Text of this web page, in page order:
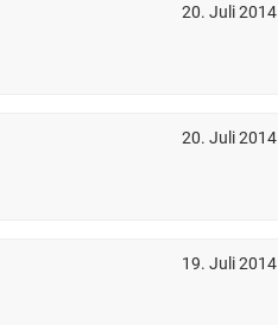
20. Juli 2014
20. Juli 2014
19. Juli 2014